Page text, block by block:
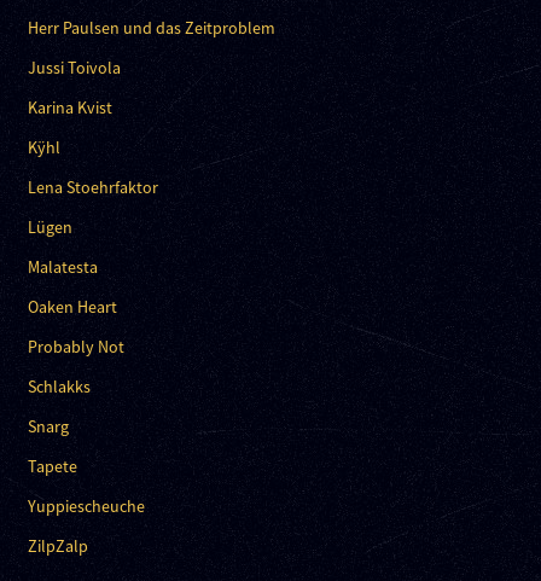
Herr Paulsen und das Zeitproblem
Jussi Toivola
Karina Kvist
Kÿhl
Lena Stoehrfaktor
Lügen
Malatesta
Oaken Heart
Probably Not
Schlakks
Snarg
Tapete
Yuppiescheuche
ZilpZalp